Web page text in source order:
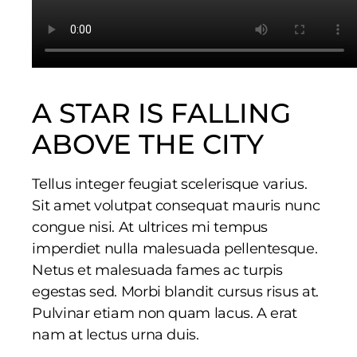
A STAR IS FALLING
ABOVE THE CITY
Tellus integer feugiat scelerisque varius.
Sit amet volutpat consequat mauris nunc
congue nisi. At ultrices mi tempus
imperdiet nulla malesuada pellentesque.
Netus et malesuada fames ac turpis
egestas sed. Morbi blandit cursus risus at.
Pulvinar etiam non quam lacus. A erat
nam at lectus urna duis.